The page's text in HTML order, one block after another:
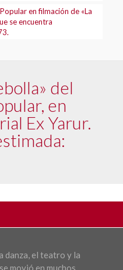
en filmación de «La
se encuentra
del
en
Ex Yarur.
danza, el teatro y la
movió en muchos